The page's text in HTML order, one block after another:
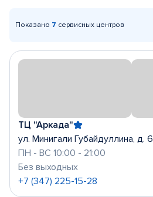
Показано 7 сервисных центров
ТЦ "Аркада"
ул. Минигали Губайдуллина, д. 6
ПН - ВС 10:00 - 21:00
Без выходных
+7 (347) 225-15-28